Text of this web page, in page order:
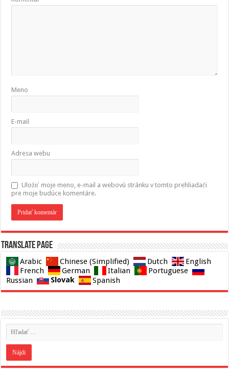
Meno
E-mail
Adresa webu
Uložiť moje meno, e-mail a webovú stránku v tomto prehliadači
pre moje budúce komentáre.
Translate page
Arabic Chinese (Simplified) Dutch
English
French
German Italian
Portuguese
Russian
Slovak Spanish